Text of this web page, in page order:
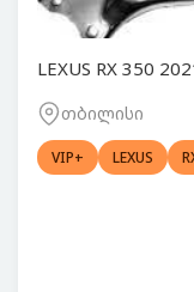
LEXUS RX 350
თბილისი
VIP+ LEXUS